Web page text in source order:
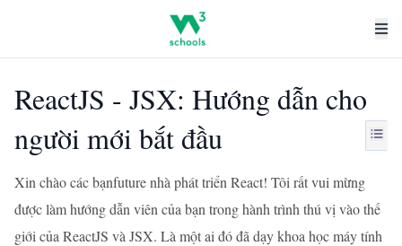
ReactJS - JSX: Hướng dẫn cho
người mới bắt đầu
Xin chào các bạnfuture nhà phát triển React! Tôi rất vui mừng
được làm hướng dẫn viên của bạn trong hành trình thú vị vào thế
giới của ReactJS và JSX. Là một ai đó đã dạy khoa học máy tính